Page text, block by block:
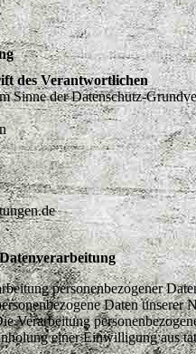
des Verantwortlichen
Sinne der Datenschutz-
personenbezogener
Daten
Verarbeitung
einer Einwilligung aus